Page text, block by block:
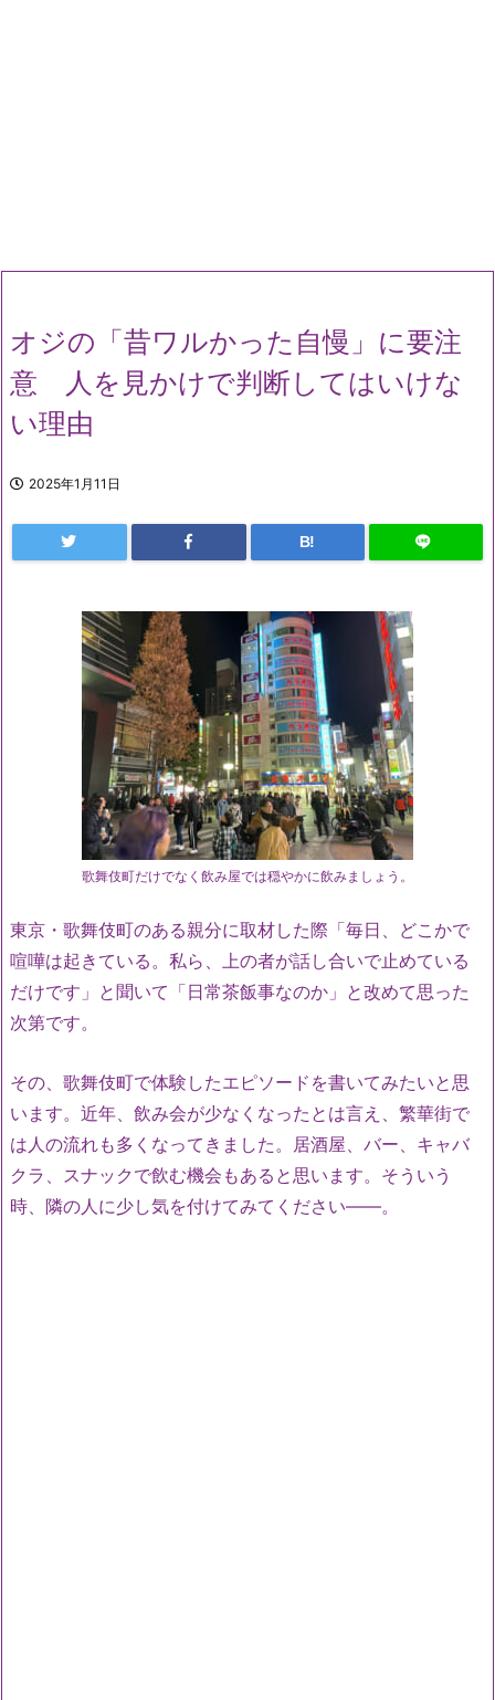
オジの「昔ワルかった自慢」に要注
意 人を見かけで判断してはいけな
い理由
2025年1月11日
B!
歌舞伎町だけでなく飲み屋では穏やかに飲みましょう。
東京・歌舞伎町のある親分に取材した際「毎日、どこかで
喧嘩は起きている。私ら、上の者が話し合いで止めている
だけです」と聞いて「日常茶飯事なのか」と改めて思った
次第です。
その、歌舞伎町で体験したエピソードを書いてみたいと思
います。近年、飲み会が少なくなったとは言え、繁華街で
は人の流れも多くなってきました。居酒屋、バー、キャバ
クラ、スナックで飲む機会もあると思います。そういう
時、隣の人に少し気を付けてみてください――。